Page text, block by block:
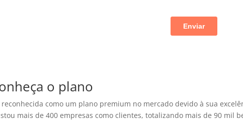
o plano
como um plano premium no mercado devido à sua
mais de 400 empresas como clientes, totalizando mais de 90 mil